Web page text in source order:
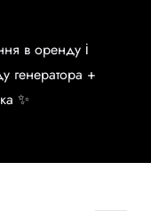
в оренду і
генератора +
✨